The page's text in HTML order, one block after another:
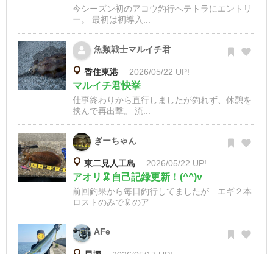
今シーズン初のアコウ釣行へテトラにエントリ
ー。 最初は初導入...
魚類戦士マルイチ君
香住東港 2026/05/22 UP!
マルイチ君快挙
仕事終わりから直行しましたが釣れず、休憩を
挟んで再出撃。 流...
ぎーちゃん
東二見人工島 2026/05/22 UP!
アオリ🦑自己記録更新！(^^)v
前回釣果から毎日釣行してましたが…エギ２本
ロストのみで🦑のア...
AFe